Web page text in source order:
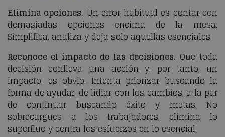
Elimina opciones. Un error habitual es contar con
demasiadas opciones encima de la mesa.
Simplifica, analiza y deja solo aquellas esenciales.
Reconoce el impacto de las decisiones. Que toda
decisión conlleva una acción y, por tanto, un
impacto, es obvio. Intenta priorizar buscando la
forma de ayudar, de lidiar con los cambios, a la par
de continuar buscando éxito y metas. No
sobrecargues a los trabajadores, elimina lo
superfluo y centra los esfuerzos en lo esencial.